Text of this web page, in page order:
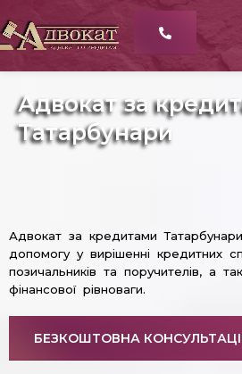
Адвокат за
Татарбунари
Адвокат за кредитами
допомогу у вирішенні кредитних
позичальників та поручителів, а
фінансової рівноваги.
БЕЗКОШТОВНА